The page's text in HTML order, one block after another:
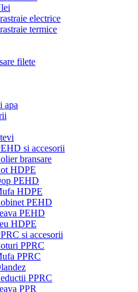
electrice
termice
filete
apa
si accesorii
bransare
HDPE
PEHD
HDPE
PEHD
PEHD
HDPE
si accesorii
PPRC
PPRC
PPRC
PPR